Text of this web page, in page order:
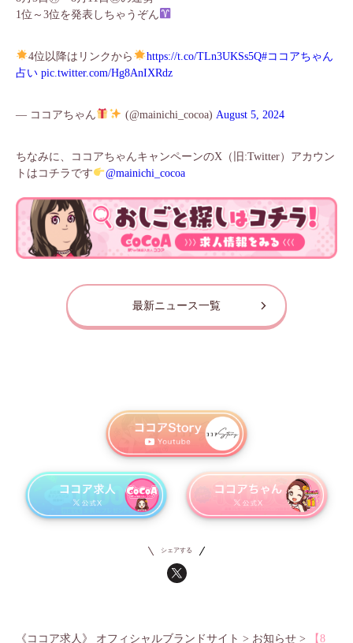
1位～3位を発表しちゃうぞん
4位以降はリンクから https://t.co/TLn3UKSs5Q#ココアちゃん
占い pic.twitter.com/Hg8AnIXRdz
— ココアちゃん (@mainichi_cocoa) August 5, 2024
ちなみに、ココアちゃんキャンペーンのX（旧:Twitter）アカウン
トはコチラです
@mainichi_cocoa
最新ニュース一覧
シェアする
《ココア求人》 オフィシャルブランドサイト > お知らせ > 【8